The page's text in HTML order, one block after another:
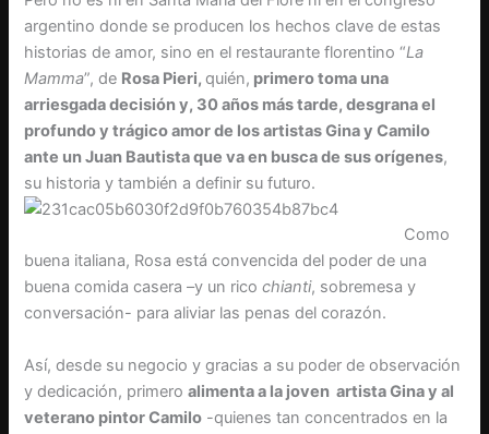
argentino donde se producen los hechos clave de estas
historias de amor, sino en el restaurante florentino “La
Mamma”, de Rosa Pieri,quién, primero toma una
arriesgada decisión y, 30 años más tarde, desgrana el
profundo y trágico amor de los artistas Gina y Camilo
ante un Juan Bautista que va en busca de sus orígenes,
su historia y también a definir su futuro.
Como
buena italiana, Rosa está convencida del poder de una
buena comida casera –y un ricochianti, sobremesa y
conversación- para aliviar las penas del corazón.
Así, desde su negocio y gracias a su poder de observación
y dedicación, primeroalimenta a la joven artista Gina y al
veterano pintor Camilo -quienes tan concentrados en la